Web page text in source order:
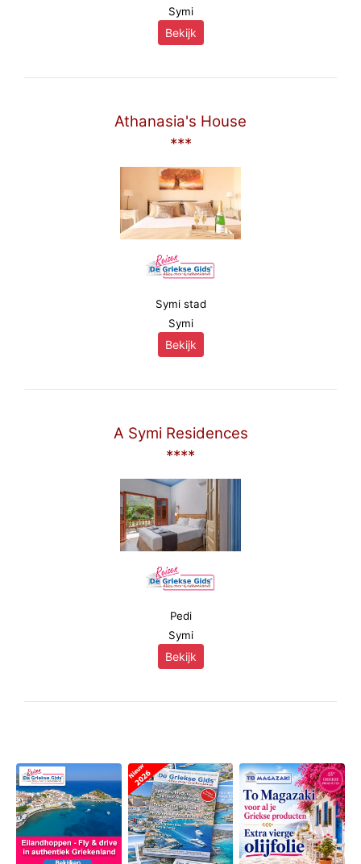
Symi
Bekijk
Athanasia's House
***
Symi stad
Symi
Bekijk
A Symi Residences
****
Pedi
Symi
Bekijk